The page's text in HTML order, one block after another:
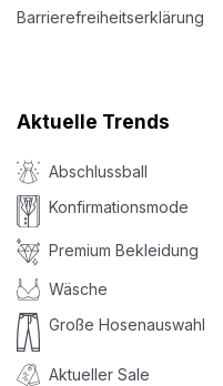
Barrierefreiheitserklärung
Aktuelle Trends
Abschlussball
Konfirmationsmode
Premium Bekleidung
Wäsche
Große Hosenauswahl
Aktueller Sale